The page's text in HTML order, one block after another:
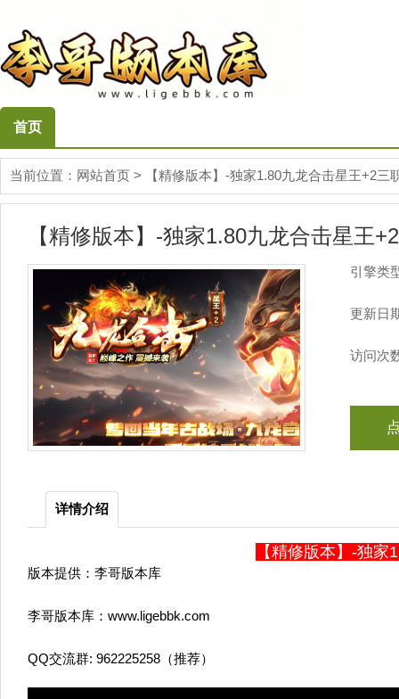
首页
当前位置： 网站首页 > 【精修版本】-独家1.80九龙合击星王+2
【精修版本】-独家1.80九龙合击星王
引擎类
更新日
访问次
详情介绍
【精修版本】-独
版本提供：李哥版本库
李哥版本库：www.ligebbk.com
QQ交流群: 962225258（推荐）